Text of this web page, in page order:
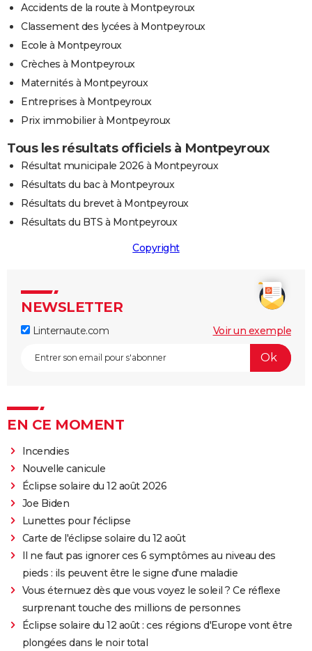
Accidents de la route à Montpeyroux
Classement des lycées à Montpeyroux
Ecole à Montpeyroux
Crèches à Montpeyroux
Maternités à Montpeyroux
Entreprises à Montpeyroux
Prix immobilier à Montpeyroux
Tous les résultats officiels à Montpeyroux
Résultat municipale 2026 à Montpeyroux
Résultats du bac à Montpeyroux
Résultats du brevet à Montpeyroux
Résultats du BTS à Montpeyroux
Copyright
NEWSLETTER
Linternaute.com Voir un exemple
EN CE MOMENT
Incendies
Nouvelle canicule
Éclipse solaire du 12 août 2026
Joe Biden
Lunettes pour l'éclipse
Carte de l'éclipse solaire du 12 août
Il ne faut pas ignorer ces 6 symptômes au niveau des
pieds : ils peuvent être le signe d'une maladie
Vous éternuez dès que vous voyez le soleil ? Ce réflexe
surprenant touche des millions de personnes
Éclipse solaire du 12 août : ces régions d'Europe vont être
plongées dans le noir total